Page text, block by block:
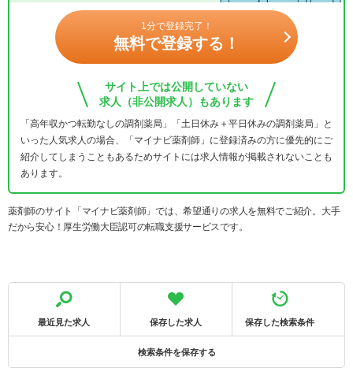
1分で登録完了！
無料で登録する！
サイト上では公開していない
求人（非公開求人）もあります
「高年収かつ転勤なしの調剤薬局」「土日休み＋平日休みの調剤薬局」と
いった人気求人の場合、「マイナビ薬剤師」に登録済みの方に優先的にご
紹介してしまうこともあるためサイトには求人情報が掲載されないことも
あります。
薬剤師のサイト「マイナビ薬剤師」では、希望通りの求人を無料でご紹介。大手
だから安心！厚生労働大臣認可の転職支援サービスです。
最近見た求人 保存した求人 保存した検索条件
検索条件を保存する